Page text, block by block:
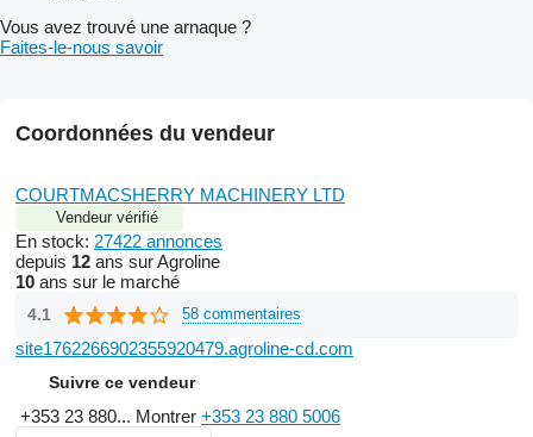
Vous avez trouvé une arnaque ?
Faites-le-nous savoir
Coordonnées du vendeur
COURTMACSHERRY MACHINERY LTD
Vendeur vérifié
En stock: 27422 annonces
depuis 12 ans sur Agroline
10 ans sur le marché
4.1 58 commentaires
site1762266902355920479.agroline-cd.com
Suivre ce vendeur
+353 23 880... Montrer +353 23 880 5006